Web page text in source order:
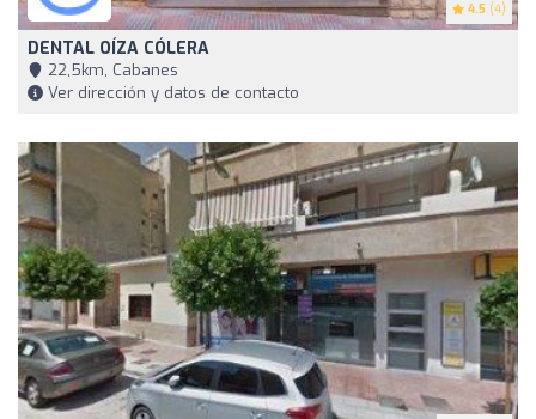
4.5 (4)
DENTAL OÍZA CÓLERA
22,5km, Cabanes
Ver dirección y datos de contacto